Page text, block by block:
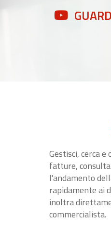
Gestisci, cerca
fatture,
l'andamento
rapidamente ai
inoltra
commercialista.